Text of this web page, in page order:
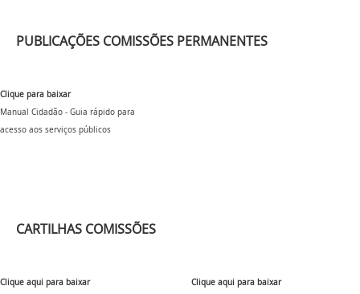
PUBLICAÇÕES COMISSÕES PERMANENTES
Clique para baixar
Manual Cidadão - Guia rápido para
acesso aos serviços públicos
CARTILHAS COMISSÕES
Clique aqui para baixar
Clique aqui para baixar